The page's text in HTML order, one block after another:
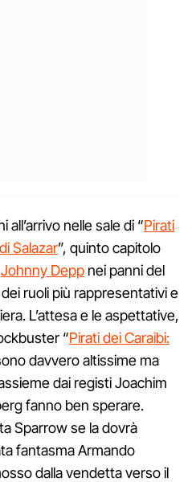
nelle sale di “Pirati
Salazar”, quinto capitolo
Johnny Depp nei panni del
ruoli più rappresentativi e
L’attesa e le aspettative,
“Pirati dei Caraibi:
davvero altissime ma
dai registi Joachim
fanno ben sperare.
Sparrow se la dovrà
fantasma Armando
dalla vendetta verso il